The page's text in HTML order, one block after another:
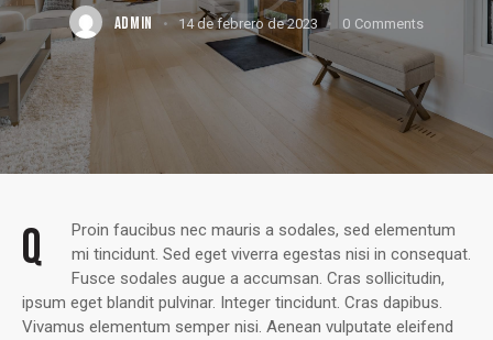
ADMIN 14 de febrero de 2023 0 Comments
Q
Proin faucibus nec mauris a sodales, sed elementum
mi tincidunt. Sed eget viverra egestas nisi in consequat.
Fusce sodales augue a accumsan. Cras sollicitudin,
ipsum eget blandit pulvinar. Integer tincidunt. Cras dapibus.
Vivamus elementum semper nisi. Aenean vulputate eleifend